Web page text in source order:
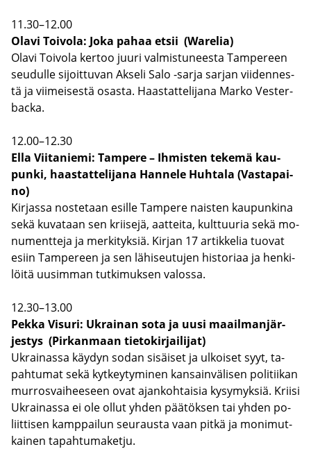
11.30–12.00
Olavi Toi­vo­la: Joka pahaa etsii (Warelia)
Olavi Toi­vo­la ker­too juuri val­mis­tu­nees­ta Tam­pe­reen
seu­dul­le si­joit­tu­van Ak­se­li Salo -​sarja sar­jan vii­den­nes­
tä ja vii­mei­ses­tä osas­ta. Haas­tat­te­li­ja­na Marko Ves­ter­
bac­ka.
12.00–12.30
Ella Vii­ta­nie­mi: Tam­pe­re – Ih­mis­ten te­ke­mä kau­
pun­ki, haas­tat­te­li­ja­na Han­ne­le Huh­ta­la (Vas­ta­pai­
no)
Kir­jas­sa nos­te­taan esil­le Tam­pe­re nais­ten kau­pun­ki­na
sekä ku­va­taan sen krii­se­jä, aat­tei­ta, kult­tuu­ria sekä mo­
nu­ment­te­ja ja mer­ki­tyk­siä. Kir­jan 17 ar­tik­ke­lia tuo­vat
esiin Tam­pe­reen ja sen lä­hi­seu­tu­jen his­to­ri­aa ja hen­ki­
löi­tä uusim­man tut­ki­muk­sen va­los­sa.
12.30–13.00
Pekka Vi­su­ri: Ukrai­nan sota ja uusi maa­il­man­jär­
jes­tys (Pir­kan­maan tie­to­kir­jai­li­jat)
Ukrai­nas­sa käy­dyn sodan si­säi­set ja ul­koi­set syyt, ta­
pah­tu­mat sekä kyt­key­ty­mi­nen kan­sain­vä­li­sen po­li­tii­kan
mur­ros­vai­hee­seen ovat ajan­koh­tai­sia ky­sy­myk­siä. Krii­si
Ukrai­nas­sa ei ole ollut yhden pää­tök­sen tai yhden po­
liit­ti­sen kamp­pai­lun seu­raus­ta vaan pitkä ja mo­ni­mut­
kai­nen ta­pah­tu­ma­ket­ju.